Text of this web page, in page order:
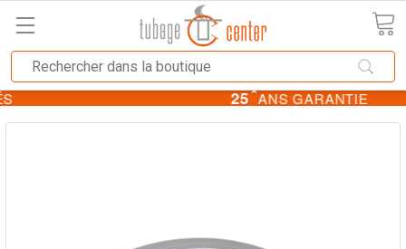
T600 CONDUITES APPROUVÉS